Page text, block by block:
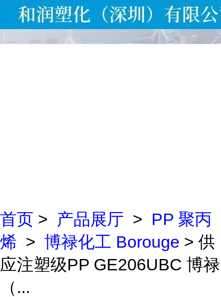
首页 > 产品展厅 > PP 聚丙
烯 > 博禄化工 Borouge > 供
应注塑级PP GE206UBC 博禄
（...